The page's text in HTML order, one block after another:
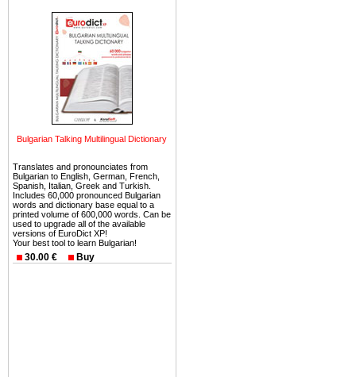
Bulgarian Talking Multilingual Dictionary
Translates and pronounciates from
Bulgarian to English, German, French,
Spanish, Italian, Greek and Turkish.
Includes 60,000 pronounced Bulgarian
words and dictionary base equal to a
printed volume of 600,000 words. Can be
used to upgrade all of the available
versions of EuroDict XP!
Your best tool to learn Bulgarian!
30.00 € Buy